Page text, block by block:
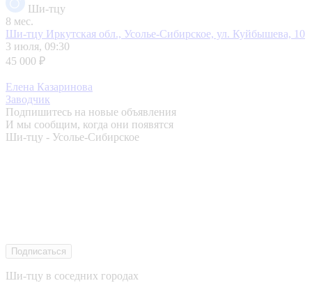
Ши-тцу
8 мес.
Ши-тцу Иркутская обл., Усолье-Сибирское, ул. Куйбышева, 10
3 июля, 09:30
45 000 ₽
Елена Казаринова
Заводчик
Подпишитесь на новые объявления
И мы сообщим, когда они появятся
Ши-тцу - Усолье-Сибирское
Подписаться
Ши-тцу в соседних городах